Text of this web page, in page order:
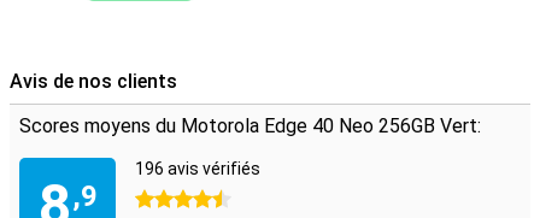
Avis de nos clients
Scores moyens du Motorola Edge 40 Neo 256GB Vert:
,9
196 avis vérifiés
4.5 étoiles